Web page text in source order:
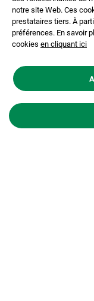
Mortier et
notre site Web. Ces
prestataires tiers. À
préférences. En savoir
cookies en cliquant ici